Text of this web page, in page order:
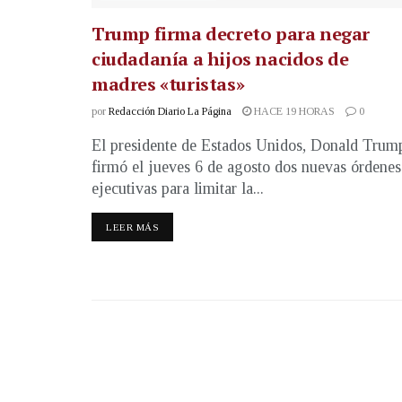
Trump firma decreto para negar
ciudadanía a hijos nacidos de
madres «turistas»
por Redacción Diario La Página HACE 19 HORAS 0
El presidente de Estados Unidos, Donald
firmó el jueves 6 de agosto dos nuevas órdenes
ejecutivas para limitar la...
LEER MÁS